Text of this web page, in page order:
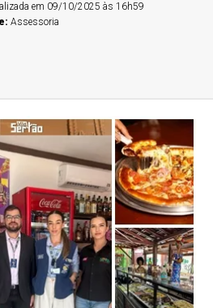
em 09/10/2025 às 16h59
Assessoria